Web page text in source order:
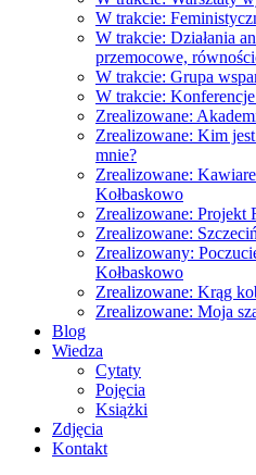
W trakcie:
W trakcie: Działania
przemocowe,
W trakcie: Grupa
W trakcie:
Zrealizowane:
Zrealizowane: Kim
mnie?
Zrealizowane:
Kołbaskowo
Zrealizowane: Projekt
Zrealizowane:
Zrealizowany:
Kołbaskowo
Zrealizowane: Krąg
Zrealizowane: Moja
Blog
Wiedza
Cytaty
Pojęcia
Książki
Zdjęcia
Kontakt